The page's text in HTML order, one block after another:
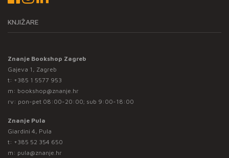
KNJIŽARE
Znanje Bookshop Zagreb
Gajeva 1, Zagreb
t: +385 1 5577 953
m: bookshop@znanje.hr
rv: pon-pet 08:00-20:00; sub 9:00-18:00
Znanje Pula
Giardini 4, Pula
t: +385 52 354 650
m: pula@znanje.hr